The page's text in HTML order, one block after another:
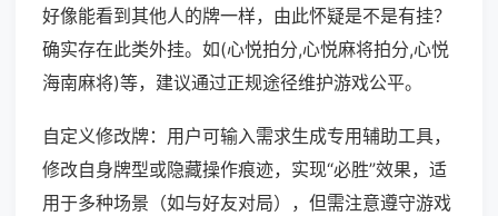
好像能看到其他人的牌一样，由此怀疑是不是有挂？
确实存在此类外挂。如(心悦拍分,心悦麻将拍分,心悦
海南麻将)等，建议通过正规途径维护游戏公平。
自定义修改牌：用户可输入需求生成专用辅助工具，
修改自身牌型或隐藏操作痕迹，实现“必胜”效果，适
用于多种场景（如与好友对局），但需注意遵守游戏